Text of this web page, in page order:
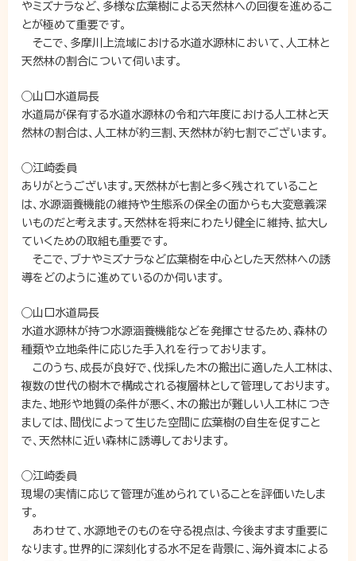
やミズナラなど、多様な広葉樹による天然林への回復を進めるこ
とが極めて重要です。
そこで、多摩川上流域における水道水源林において、人工林と
天然林の割合について伺います。
◯山口水道局長
水道局が保有する水道水源林の令和六年度における人工林と天
然林の割合は、人工林が約三割、天然林が約七割でございます。
◯江崎委員
ありがとうございます。天然林が七割と多く残されていること
は、水源涵養機能の維持や生態系の保全の面からも大変意義深
いものだと考えます。天然林を将来にわたり健全に維持、拡大し
ていくための取組も重要です。
そこで、ブナやミズナラなど広葉樹を中心とした天然林への誘
導をどのように進めているのか伺います。
◯山口水道局長
水道水源林が持つ水源涵養機能などを発揮させるため、森林の
種類や立地条件に応じた手入れを行っております。
このうち、成長が良好で、伐採した木の搬出に適した人工林は、
複数の世代の樹木で構成される複層林として管理しております。
また、地形や地質の条件が悪く、木の搬出が難しい人工林につき
ましては、間伐によって生じた空間に広葉樹の自生を促すこと
で、天然林に近い森林に誘導しております。
◯江崎委員
現場の実情に応じて管理が進められていることを評価いたしま
す。
あわせて、水源地そのものを守る視点は、今後ますます重要に
なります。世界的に深刻化する水不足を背景に、海外資本による